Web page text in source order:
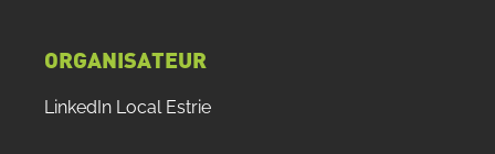
ORGANISATEUR
LinkedIn Local Estrie